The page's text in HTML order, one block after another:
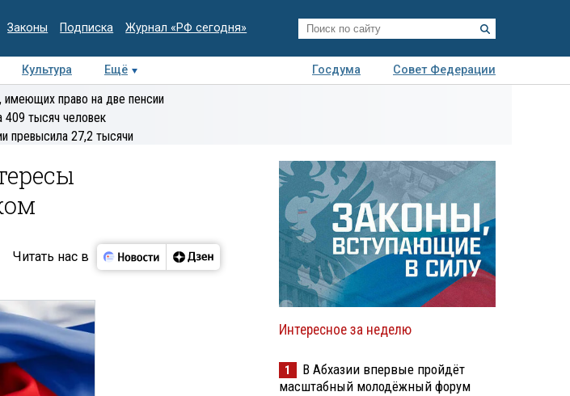
Законы Подписка Журнал «РФ сегодня»
Культура Ещё Госдума
Совет Федерации
Колумнисты
Деловая
имеющих право на две пенсии
409 тысяч человек
превысила 27,2 тысячи
Читать нас в
Интересное за неделю
1
В Абхазии впервые пройдёт
масштабный молодёжный форум